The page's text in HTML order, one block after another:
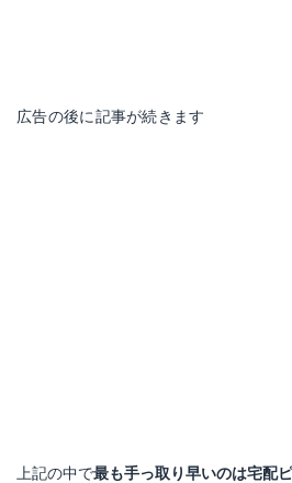
広告の後に記事が続きます
上記の中で最も手っ取り早いのは宅配